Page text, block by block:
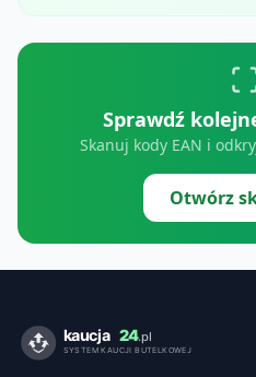
Sprawdź
Skanuj kody EAN i
Otwórz